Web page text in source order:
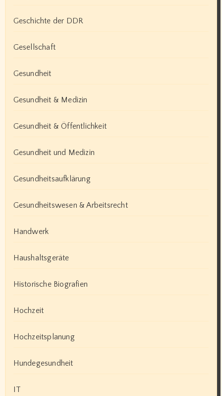
Geschichte der DDR
Gesellschaft
Gesundheit
Gesundheit & Medizin
Gesundheit & Öffentlichkeit
Gesundheit und Medizin
Gesundheitsaufklärung
Gesundheitswesen & Arbeitsrecht
Handwerk
Haushaltsgeräte
Historische Biografien
Hochzeit
Hochzeitsplanung
Hundegesundheit
IT